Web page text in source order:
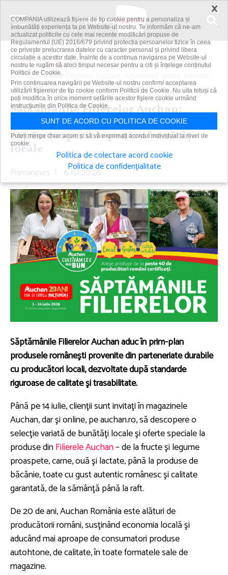
Acasă
Economic
Săptămânile Filierelor Auchan: descoperă gustul autentic
românesc cu...
Săptămânile Filierelor Auchan:
descoperă gustul autentic românesc
cu oferte speciale pentru bunătăţi
locale
Primanews | 6 iul 2026
Săptămânile Filierelor Auchan aduc în prim-plan
produsele româneşti provenite din parteneriate durabile
cu producători locali, dezvoltate după standarde
riguroase de calitate şi trasabilitate.
Până pe 14 iulie, clienţii sunt invitaţi în magazinele
Auchan, dar şi online, pe auchan.ro, să descopere o
selecţie variată de bunătăţi locale şi oferte speciale la
produse dinFilierele Auchan– de la fructe şi legume
proaspete, carne, ouă şi lactate, până la produse de
băcănie, toate cu gust autentic românesc şi calitate
garantată, de la sămânţă până la raft.
De 20 de ani, Auchan România este alături de
producătorii români, susţinând economia locală şi
aducând mai aproape de consumatori produse
autohtone, de calitate, în toate formatele sale de
magazine.
×
COMPANIA utilizează fişiere de tip cookie pentru a personaliza și
îmbunătăți experiența ta pe Website-ul nostru. Te informăm că ne-am
actualizat politicile cu cele mai recente modificări propuse de
Regulamentul (UE) 2016/679 privind protecția persoanelor fizice în ceea
ce privește prelucrarea datelor cu caracter personal și privind libera
circulație a acestor date. Înainte de a continua navigarea pe Website-ul
nostru te rugăm să aloci timpul necesar pentru a citi și înțelege conținutul
Politicii de Cookie.
Prin continuarea navigării pe Website-ul nostru confirmi acceptarea
utilizării fişierelor de tip cookie conform Politicii de Cookie. Nu uita totuși că
poți modifica în orice moment setările acestor fişiere cookie urmând
instrucțiunile din Politica de Cookie.
SUNT DE ACORD CU POLITICA DE COOKIE
Puteți merge chiar acum și să vă exprimați acordul individual la nivel de
cookie:
Politica de colectare acord cookie
Politica de confidențialitate